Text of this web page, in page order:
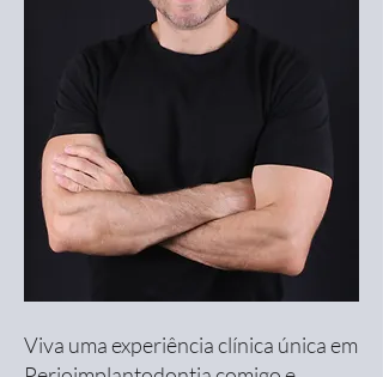
Viva uma experiência clínica única em